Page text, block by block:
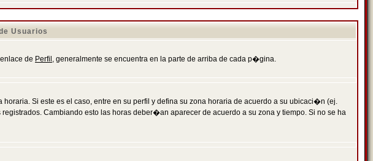
Usuarios
de Perfil , generalmente se encuentra en la parte de arriba de cada p�gina.
Si este es el caso, entre en su perfil y defina su zona horaria de acuerdo a su ubicaci�n (ej.
Cambiando esto las horas deber�an aparecer de acuerdo a su zona y tiempo. Si no se ha